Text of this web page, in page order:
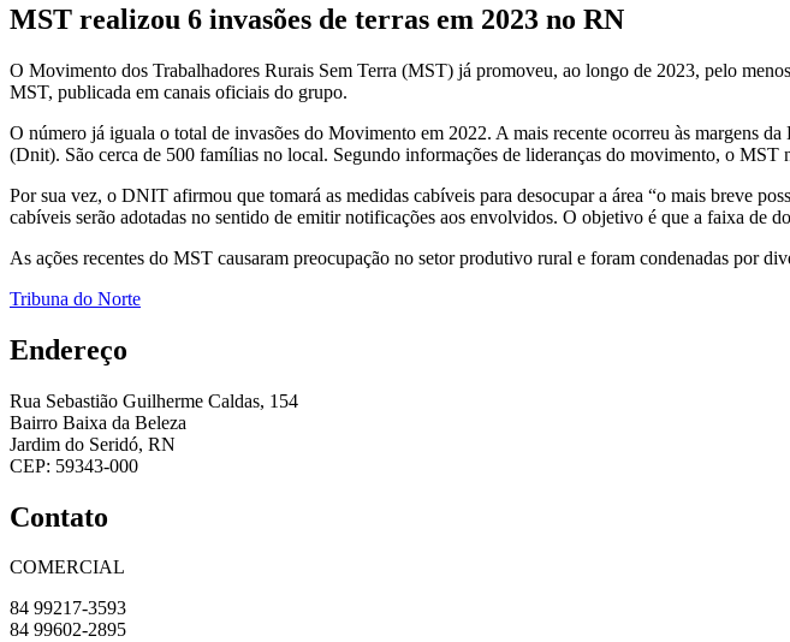
MST realizou 6 invasões de terras em 2023 no RN
O Movimento dos Trabalhadores Rurais Sem Terra (MST) já promoveu, ao longo de 2023, pelo
MST, publicada em canais oficiais do grupo.
O número já iguala o total de invasões do Movimento em 2022. A mais recente ocorreu às margens
(Dnit). São cerca de 500 famílias no local. Segundo informações de lideranças do movimento, o MST
Por sua vez, o DNIT afirmou que tomará as medidas cabíveis para desocupar a área “o mais breve
cabíveis serão adotadas no sentido de emitir notificações aos envolvidos. O objetivo é que a faixa de
As ações recentes do MST causaram preocupação no setor produtivo rural e foram condenadas por
Tribuna do Norte
Endereço
Rua Sebastião Guilherme Caldas, 154
Bairro Baixa da Beleza
Jardim do Seridó, RN
CEP: 59343-000
Contato
COMERCIAL
84 99217-3593
84 99602-2895